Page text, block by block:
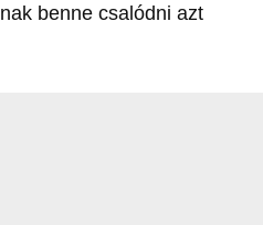
benne csalódni azt